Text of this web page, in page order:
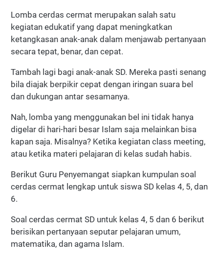
Lomba cerdas cermat merupakan salah satu
kegiatan edukatif yang dapat meningkatkan
ketangkasan anak-anak dalam menjawab pertanyaan
secara tepat, benar, dan cepat.
Tambah lagi bagi anak-anak SD. Mereka pasti senang
bila diajak berpikir cepat dengan iringan suara bel
dan dukungan antar sesamanya.
Nah, lomba yang menggunakan bel ini tidak hanya
digelar di hari-hari besar Islam saja melainkan bisa
kapan saja. Misalnya? Ketika kegiatan class meeting,
atau ketika materi pelajaran di kelas sudah habis.
Berikut Guru Penyemangat siapkan kumpulan soal
cerdas cermat lengkap untuk siswa SD kelas 4, 5, dan
6.
Soal cerdas cermat SD untuk kelas 4, 5 dan 6 berikut
berisikan pertanyaan seputar pelajaran umum,
matematika, dan agama Islam.